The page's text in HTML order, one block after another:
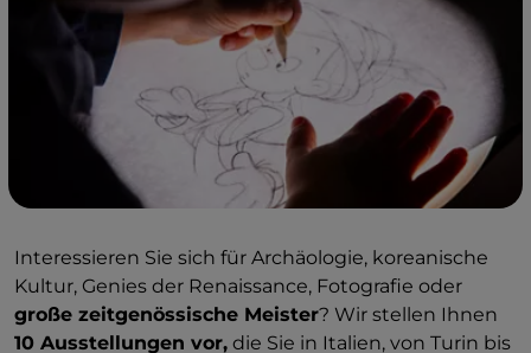
Interessieren Sie sich für Archäologie, koreanische
Kultur, Genies der Renaissance, Fotografie oder
große zeitgenössische Meister? Wir stellen Ihnen
10 Ausstellungen vor, die Sie in Italien, von Turin bis